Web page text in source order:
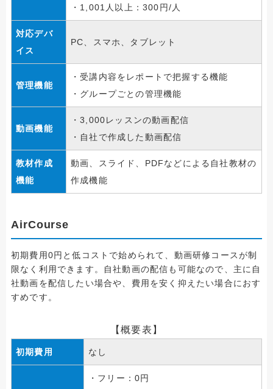
・1,001人以上：300円/人
対応デバ
イス
PC、スマホ、タブレット
管理機能
・受講内容をレポートで把握する機能
・グループごとの管理機能
動画機能
・3,000レッスンの動画配信
・自社で作成した動画配信
教材作成
機能
動画、スライド、PDFなどによる自社教材の
作成機能
AirCourse
初期費用0円と低コストで始められて、動画研修コースが制
限なく利用できます。自社動画の配信も可能なので、主に自
社動画を配信したい場合や、費用を安く抑えたい場合におす
すめです。
【概要表】
初期費用 なし
・フリー：0円